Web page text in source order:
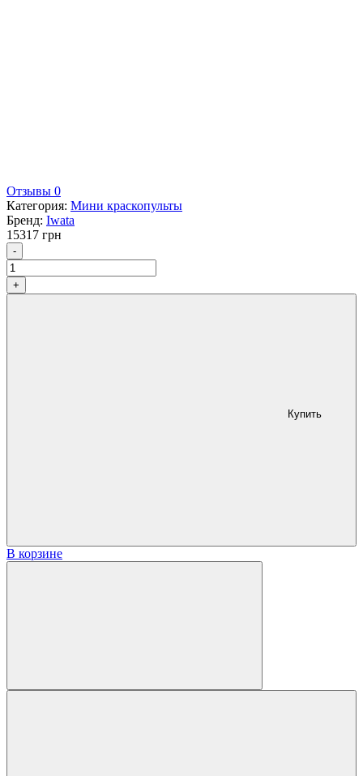
Отзывы 0
Категория: Мини краскопульты
Бренд: Iwata
15317 грн
- Количество
+
Купить
В корзине